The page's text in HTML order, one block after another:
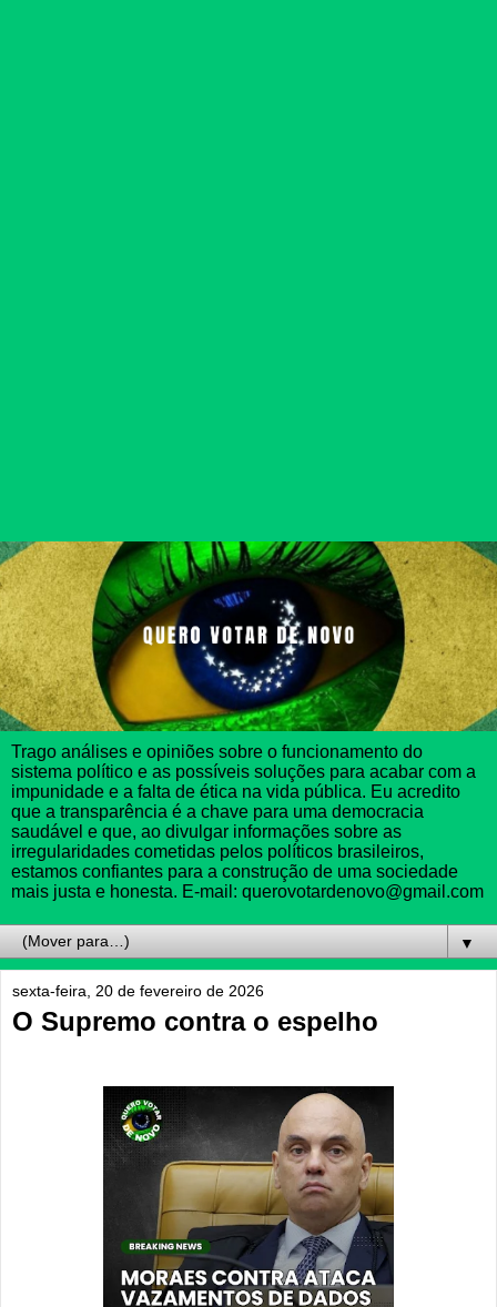
Trago análises e opiniões sobre o funcionamento do
sistema político e as possíveis soluções para acabar com a
impunidade e a falta de ética na vida pública. Eu acredito
que a transparência é a chave para uma democracia
saudável e que, ao divulgar informações sobre as
irregularidades cometidas pelos políticos brasileiros,
estamos confiantes para a construção de uma sociedade
mais justa e honesta. E-mail: querovotardenovo@gmail.com
▼
sexta-feira, 20 de fevereiro de 2026
O Supremo contra o espelho